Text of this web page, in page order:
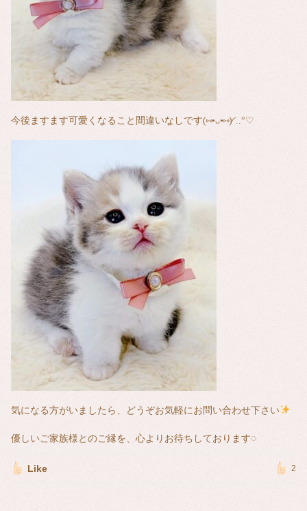
今後ますます可愛くなること間違いなしです(⑅•ᴗ•⑅)◜..°♡
気になる方がいましたら、どうぞお気軽にお問い合わせ下さい
優しいご家族様とのご縁を、心よりお待ちしております◌
Like 2